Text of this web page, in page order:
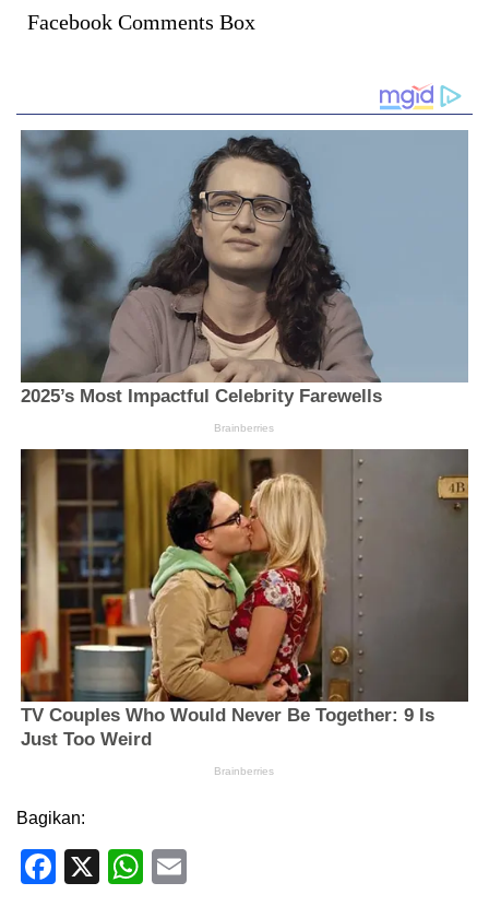
Facebook Comments Box
Bagikan:
Facebook
X WhatsApp